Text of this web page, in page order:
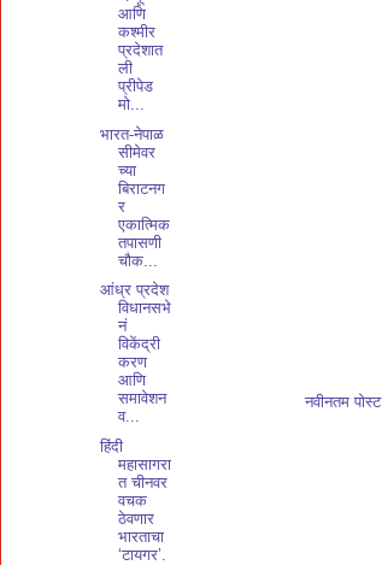
नवीनतम पोस्ट
आणि
कश्मीर
प्रदेशात
ली
प्रीपेड
मो...
भारत-नेपाळ
सीमेवर
च्या
बिराटनग
र
एकात्मिक
तपासणी
चौक...
आंध्र प्रदेश
विधानसभे
नं
विकेंद्री
करण
आणि
समावेशन
व...
हिंदी
महासागरा
त चीनवर
वचक
ठेवणार
भारताचा
‘टायगर’.